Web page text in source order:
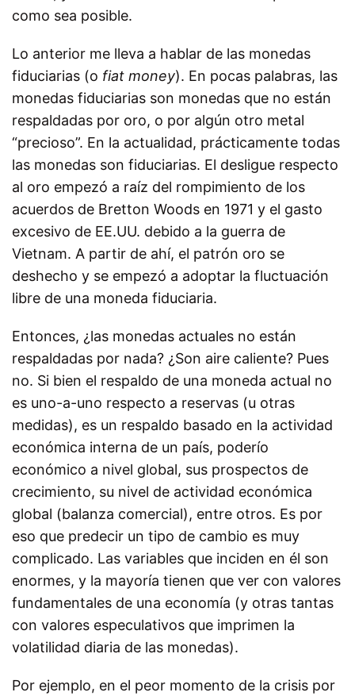
como sea posible.
Lo anterior me lleva a hablar de las monedas
fiduciarias (o fiat money). En pocas palabras, las
monedas fiduciarias son monedas que no están
respaldadas por oro, o por algún otro metal
“precioso”. En la actualidad, prácticamente todas
las monedas son fiduciarias. El desligue respecto
al oro empezó a raíz del rompimiento de los
acuerdos de Bretton Woods en 1971 y el gasto
excesivo de EE.UU. debido a la guerra de
Vietnam. A partir de ahí, el patrón oro se
deshecho y se empezó a adoptar la fluctuación
libre de una moneda fiduciaria.
Entonces, ¿las monedas actuales no están
respaldadas por nada? ¿Son aire caliente? Pues
no. Si bien el respaldo de una moneda actual no
es uno-a-uno respecto a reservas (u otras
medidas), es un respaldo basado en la actividad
económica interna de un país, poderío
económico a nivel global, sus prospectos de
crecimiento, su nivel de actividad económica
global (balanza comercial), entre otros. Es por
eso que predecir un tipo de cambio es muy
complicado. Las variables que inciden en él son
enormes, y la mayoría tienen que ver con valores
fundamentales de una economía (y otras tantas
con valores especulativos que imprimen la
volatilidad diaria de las monedas).
Por ejemplo, en el peor momento de la crisis por